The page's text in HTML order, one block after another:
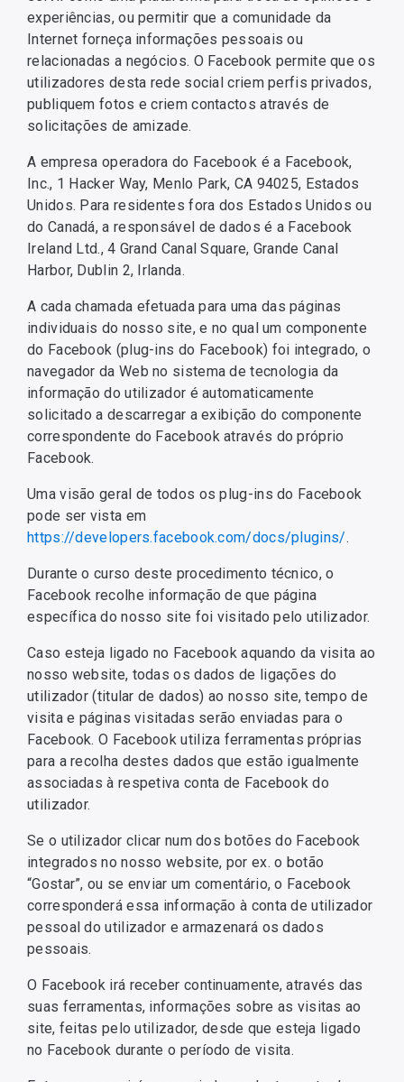
experiências, ou permitir que a comunidade da
Internet forneça informações pessoais ou
relacionadas a negócios. O Facebook permite que os
utilizadores desta rede social criem perfis privados,
publiquem fotos e criem contactos através de
solicitações de amizade.
A empresa operadora do Facebook é a Facebook,
Inc., 1 Hacker Way, Menlo Park, CA 94025, Estados
Unidos. Para residentes fora dos Estados Unidos ou
do Canadá, a responsável de dados é a Facebook
Ireland Ltd., 4 Grand Canal Square, Grande Canal
Harbor, Dublin 2, Irlanda.
A cada chamada efetuada para uma das páginas
individuais do nosso site, e no qual um componente
do Facebook (plug-ins do Facebook) foi integrado, o
navegador da Web no sistema de tecnologia da
informação do utilizador é automaticamente
solicitado a descarregar a exibição do componente
correspondente do Facebook através do próprio
Facebook.
Uma visão geral de todos os plug-ins do Facebook
pode ser vista em
https://developers.facebook.com/docs/plugins/.
Durante o curso deste procedimento técnico, o
Facebook recolhe informação de que página
específica do nosso site foi visitado pelo utilizador.
Caso esteja ligado no Facebook aquando da visita ao
nosso website, todas os dados de ligações do
utilizador (titular de dados) ao nosso site, tempo de
visita e páginas visitadas serão enviadas para o
Facebook. O Facebook utiliza ferramentas próprias
para a recolha destes dados que estão igualmente
associadas à respetiva conta de Facebook do
utilizador.
Se o utilizador clicar num dos botões do Facebook
integrados no nosso website, por ex. o botão
“Gostar”, ou se enviar um comentário, o Facebook
corresponderá essa informação à conta de utilizador
pessoal do utilizador e armazenará os dados
pessoais.
O Facebook irá receber continuamente, através das
suas ferramentas, informações sobre as visitas ao
site, feitas pelo utilizador, desde que esteja ligado
no Facebook durante o período de visita.